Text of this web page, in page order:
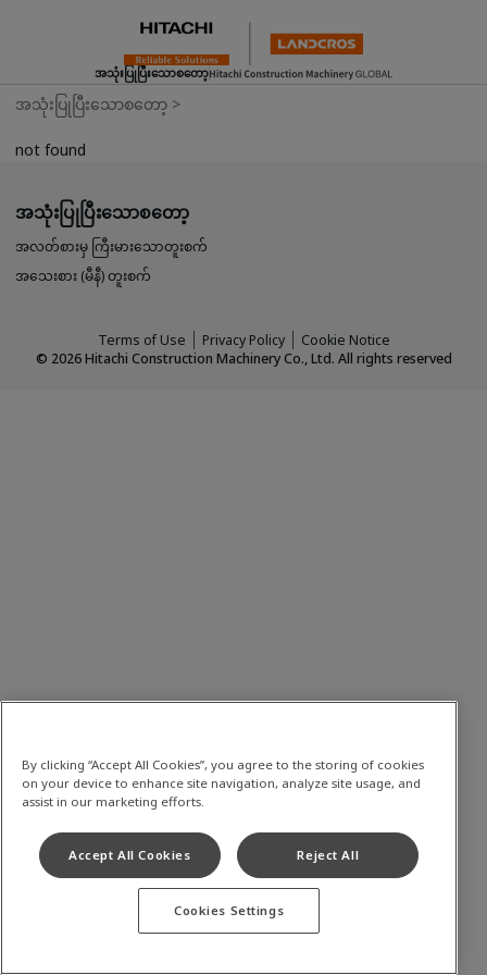
အသုံးပြုပြီးသောစတော့
အသုံးပြုပြီးသောစတော့ >
not found
အသုံးပြုပြီးသောစတော့
အလတ်စားမှ ကြီးမားသောတူးစက်
အသေးစား (မီနီ) တူးစက်
Terms of Use Privacy Policy
Cookie Notice
© 2026Hitachi Construction Machinery Co., Ltd. All rights reserved
By clicking “Accept All Cookies”, you agree to the storing of cookies
on your device to enhance site navigation, analyze site usage, and
assist in our marketing efforts.
Accept All Cookies Reject All
Cookies Settings